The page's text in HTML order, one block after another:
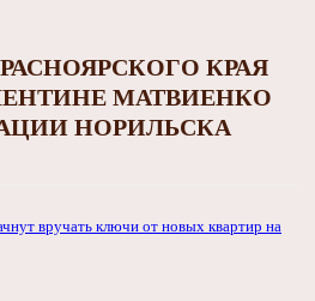
КРАЯ
МАТВИЕНКО
НОРИЛЬСКА